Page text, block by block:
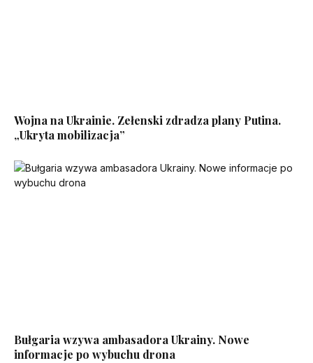
Wojna na Ukrainie. Zełenski zdradza plany Putina.
„Ukryta mobilizacja”
Bułgaria wzywa ambasadora Ukrainy. Nowe
informacje po wybuchu drona